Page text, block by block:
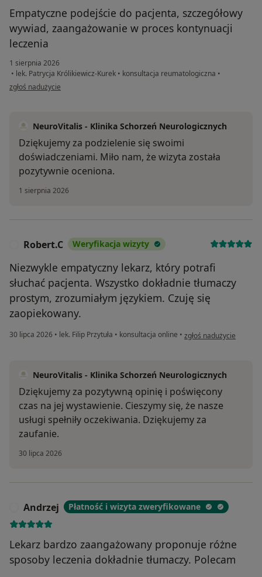
Empatyczne podejście do pacjenta, szczegółowy
wywiad, zaangażowanie w proces kontynuacji
leczenia
1 sierpnia 2026
• lek. Patrycja Królikiewicz-Kurek • konsultacja reumatologiczna •
w opinii użytkownika WM
zgłoś nadużycie
NeuroVitalis - Klinika Schorzeń Neurologicznych
Dziękujemy za podzielenie się swoimi
doświadczeniami. Miło nam, że wizyta została
pozytywnie oceniona.
1 sierpnia 2026
Robert.C Weryfikacja wizyty
Niezwykle empatyczny lekarz, który potrafi
słuchać pacjenta. Wszystko dokładnie tłumaczy
prostym, zrozumiałym językiem. Czuję się
zaopiekowany.
30 lipca 2026 • lek. Filip Przytuła • konsultacja online • w opinii użytkownika
zgłoś nadużycie
NeuroVitalis - Klinika Schorzeń Neurologicznych
Dziękujemy za pozytywną opinię i poświęcony
czas na jej wystawienie. Cieszymy się, że nasze
usługi spełniły oczekiwania. Dziękujemy za
zaufanie.
30 lipca 2026
Andrzej Płatność i wizyta zweryfikowane
Lekarz bardzo zaangażowany proponuje różne
sposoby leczenia dokładnie tłumaczy. Polecam